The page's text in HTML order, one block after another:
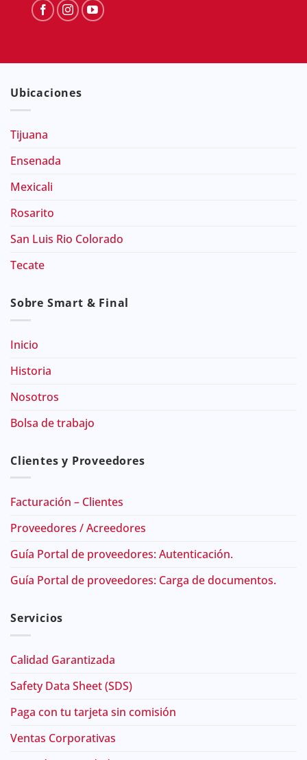
Ubicaciones
Tijuana
Ensenada
Mexicali
Rosarito
San Luis Rio Colorado
Tecate
Sobre Smart & Final
Inicio
Historia
Nosotros
Bolsa de trabajo
Clientes y Proveedores
Facturación – Clientes
Proveedores / Acreedores
Guía Portal de proveedores: Autenticación.
Guía Portal de proveedores: Carga de documentos.
Servicios
Calidad Garantizada
Safety Data Sheet (SDS)
Paga con tu tarjeta sin comisión
Ventas Corporativas